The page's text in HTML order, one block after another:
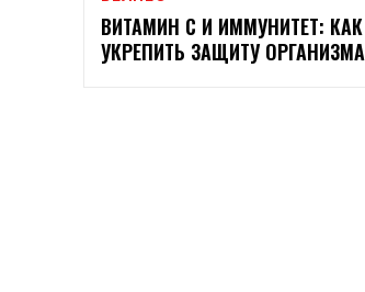
ВИТАМИН С И ИММУНИТЕТ: КАК
УКРЕПИТЬ ЗАЩИТУ ОРГАНИЗМА